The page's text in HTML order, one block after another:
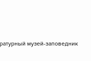
музей-заповедник